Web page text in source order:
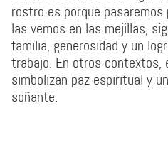
rostro es porque pasaremos
las vemos en las mejillas,
familia, generosidad y un
trabajo. En otros contextos,
simbolizan paz espiritual y
soñante.